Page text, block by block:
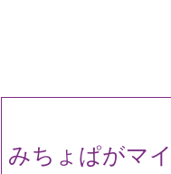
みちょぱがマ